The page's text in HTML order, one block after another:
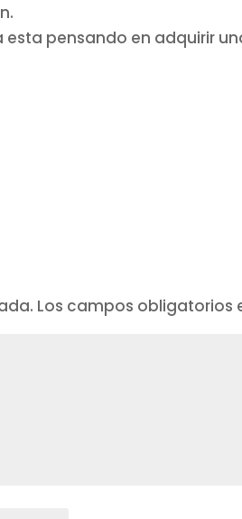
esta pensando en adquirir
Los campos obligatorios